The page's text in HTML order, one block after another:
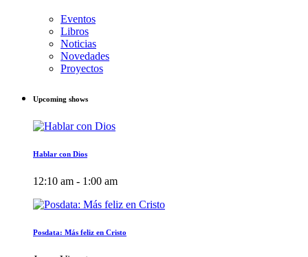
Eventos
Libros
Noticias
Novedades
Proyectos
Upcoming shows
Hablar con Dios
12:10 am - 1:00 am
Posdata: Más feliz en Cristo